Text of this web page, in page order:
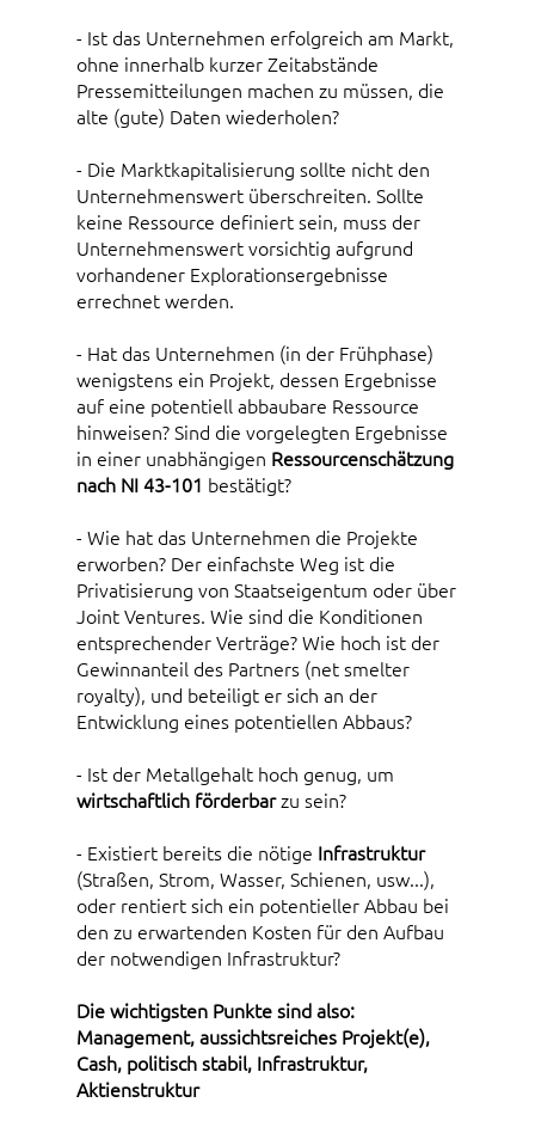
- Ist das Unternehmen erfolgreich am Markt,
ohne innerhalb kurzer Zeitabstände
Pressemitteilungen machen zu müssen, die
alte (gute) Daten wiederholen?
- Die Marktkapitalisierung sollte nicht den
Unternehmenswert überschreiten. Sollte
keine Ressource definiert sein, muss der
Unternehmenswert vorsichtig aufgrund
vorhandener Explorationsergebnisse
errechnet werden.
- Hat das Unternehmen (in der Frühphase)
wenigstens ein Projekt, dessen Ergebnisse
auf eine potentiell abbaubare Ressource
hinweisen? Sind die vorgelegten Ergebnisse
in einer unabhängigen Ressourcenschätzung
nach NI 43-101 bestätigt?
- Wie hat das Unternehmen die Projekte
erworben? Der einfachste Weg ist die
Privatisierung von Staatseigentum oder über
Joint Ventures. Wie sind die Konditionen
entsprechender Verträge? Wie hoch ist der
Gewinnanteil des Partners (net smelter
royalty), und beteiligt er sich an der
Entwicklung eines potentiellen Abbaus?
- Ist der Metallgehalt hoch genug, um
wirtschaftlich förderbarzu sein?
- Existiert bereits die nötige Infrastruktur
(Straßen, Strom, Wasser, Schienen, usw...),
oder rentiert sich ein potentieller Abbau bei
den zu erwartenden Kosten für den Aufbau
der notwendigen Infrastruktur?
Die wichtigsten Punkte sind also:
Management, aussichtsreiches Projekt(e),
Cash, politisch stabil, Infrastruktur,
Aktienstruktur